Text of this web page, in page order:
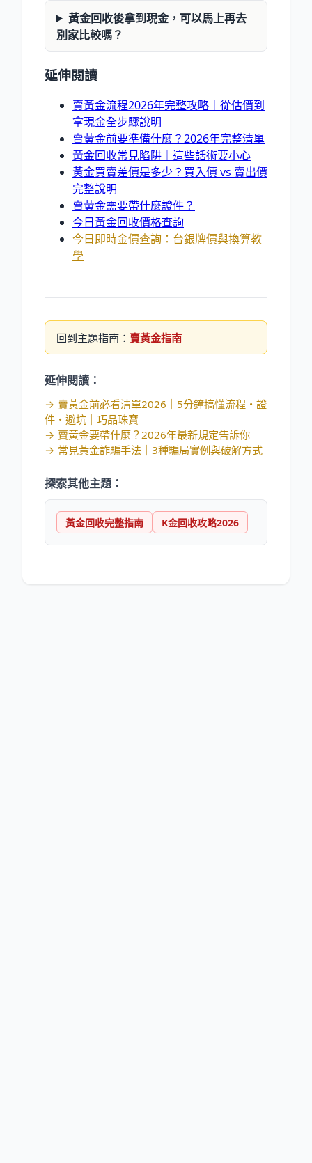
黃金回收後拿到現金，可以馬上再去
別家比較嗎？
延伸閱讀
賣黃金流程2026年完整攻略｜從估價到
拿現金全步驟說明
賣黃金前要準備什麼？2026年完整清單
黃金回收常見陷阱｜這些話術要小心
黃金買賣差價是多少？買入價 vs 賣出價
完整說明
賣黃金需要帶什麼證件？
今日黃金回收價格查詢
今日即時金價查詢：台銀牌價與換算教
學
回到主題指南： 賣黃金指南
延伸閱讀：
→ 賣黃金前必看清單2026｜5分鐘搞懂流程・證
件・避坑｜巧品珠寶
→ 賣黃金要帶什麼？2026年最新規定告訴你
→ 常見黃金詐騙手法｜3種騙局實例與破解方式
探索其他主題：
黃金回收完整指南 K金回收攻略2026